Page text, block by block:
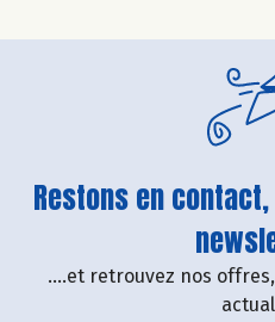
Restons en
....et retrouvez nos